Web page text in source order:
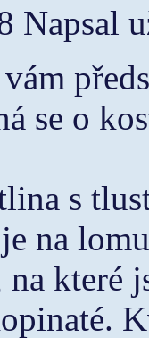
Napsal
se o
s
na
které